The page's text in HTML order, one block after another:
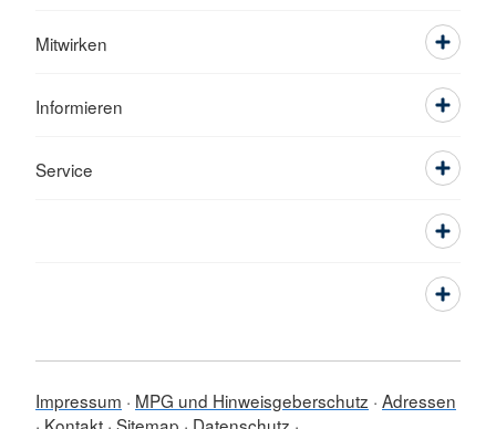
Mitwirken
Informieren
Service
Impressum MPG und Hinweisgeberschutz Adressen